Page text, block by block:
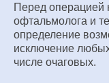
Перед операцией
офтальмолога и
определение
исключение
числе очаговых.